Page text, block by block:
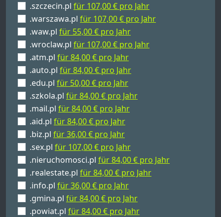
.szczecin.pl für 107,00 € pro Jahr
.warszawa.pl für 107,00 € pro Jahr
.waw.pl für 55,00 € pro Jahr
.wroclaw.pl für 107,00 € pro Jahr
.atm.pl für 84,00 € pro Jahr
.auto.pl für 84,00 € pro Jahr
.edu.pl für 50,00 € pro Jahr
.szkola.pl für 84,00 € pro Jahr
.mail.pl für 84,00 € pro Jahr
.aid.pl für 84,00 € pro Jahr
.biz.pl für 36,00 € pro Jahr
.sex.pl für 107,00 € pro Jahr
.nieruchomosci.pl für 84,00 € pro Jahr
.realestate.pl für 84,00 € pro Jahr
.info.pl für 36,00 € pro Jahr
.gmina.pl für 84,00 € pro Jahr
.powiat.pl für 84,00 € pro Jahr